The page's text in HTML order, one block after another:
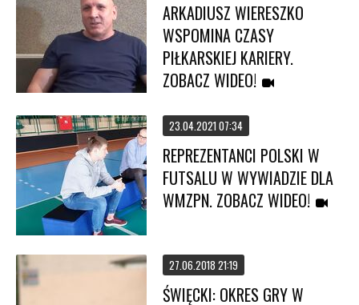
ARKADIUSZ WIERESZKO
WSPOMINA CZASY
PIŁKARSKIEJ KARIERY.
ZOBACZ WIDEO!
23.04.2021 07:34
REPREZENTANCI POLSKI W
FUTSALU W WYWIADZIE DLA
WMZPN. ZOBACZ WIDEO!
27.06.2018 21:19
ŚWIĘCKI: OKRES GRY W